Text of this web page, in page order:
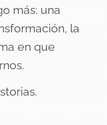
más: una
la
en que